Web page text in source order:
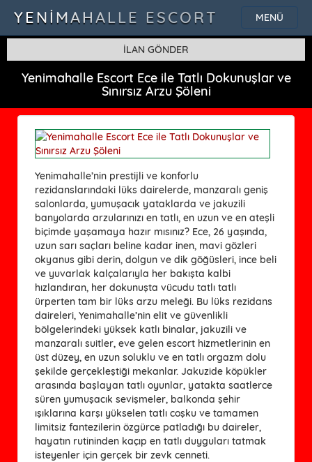
MENÜ
YENIMAHALLE ESCORT
İLAN GÖNDER
Yenimahalle Escort Ece ile Tatlı Dokunuşlar ve
Sınırsız Arzu Şöleni
Yenimahalle’nin prestijli ve konforlu
rezidanslarındaki lüks dairelerde, manzaralı geniş
salonlarda, yumuşacık yataklarda ve jakuzili
banyolarda arzularınızı en tatlı, en uzun ve en ateşli
biçimde yaşamaya hazır mısınız? Ece, 26 yaşında,
uzun sarı saçları beline kadar inen, mavi gözleri
okyanus gibi derin, dolgun ve dik göğüsleri, ince beli
ve yuvarlak kalçalarıyla her bakışta kalbi
hızlandıran, her dokunuşta vücudu tatlı tatlı
ürperten tam bir lüks arzu meleği. Bu lüks rezidans
daireleri, Yenimahalle’nin elit ve güvenlikli
bölgelerindeki yüksek katlı binalar, jakuzili ve
manzaralı suitler, eve gelen escort hizmetlerinin en
üst düzey, en uzun soluklu ve en tatlı orgazm dolu
şekilde gerçekleştiği mekanlar. Jakuzide köpükler
arasında başlayan tatlı oyunlar, yatakta saatlerce
süren yumuşacık sevişmeler, balkonda şehir
ışıklarına karşı yükselen tatlı coşku ve tamamen
limitsiz fantezilerin özgürce patladığı bu daireler,
hayatın rutininden kaçıp en tatlı duyguları tatmak
isteyenler için gerçek bir zevk cenneti.